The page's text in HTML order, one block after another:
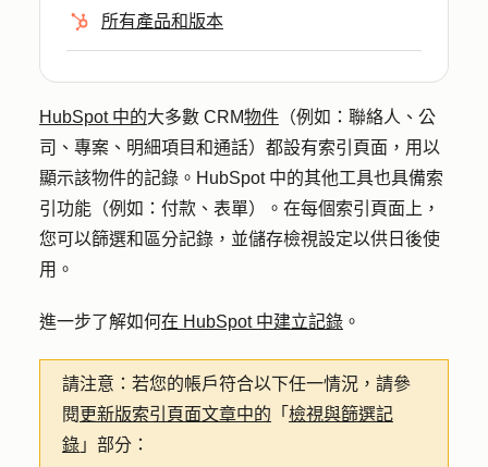
所有產品和版本
HubSpot 中的大多數 CRM物件 （例如：聯絡人、公
司、專案、明細項目和通話）都設有索引頁面，用以
顯示該物件的記錄。HubSpot 中的其他工具也具備索
引功能（例如：付款、表單）。在每個索引頁面上，
您可以篩選和區分記錄，並儲存檢視設定以供日後使
用。
進一步了解如何在 HubSpot 中建立記錄 。
請注意 ：若您的帳戶符合以下任一情況，請參
閱 更新版索引頁面文章中的 「 檢視與篩選記
錄 」部分：